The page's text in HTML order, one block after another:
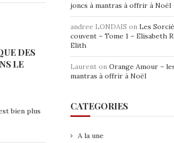
DES
LE
bien plus
joncs à mantras à offrir à Noël
andree LONDAIS on Les
couvent – Tome 1 – Elisabeth
Elith
Laurent on Orange Amour –
mantras à offrir à Noël
CATEGORIES
A la une